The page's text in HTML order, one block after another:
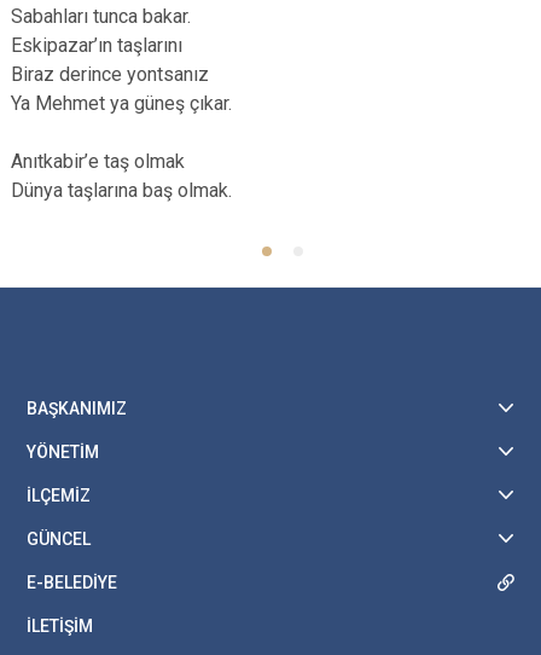
Sabahları tunca bakar.
Eskipazar’ın taşlarını
Biraz derince yontsanız
Ya Mehmet ya güneş çıkar.
Anıtkabir’e taş olmak
Dünya taşlarına baş olmak.
BAŞKANIMIZ
YÖNETİM
İLÇEMİZ
GÜNCEL
E-BELEDİYE
İLETİŞİM